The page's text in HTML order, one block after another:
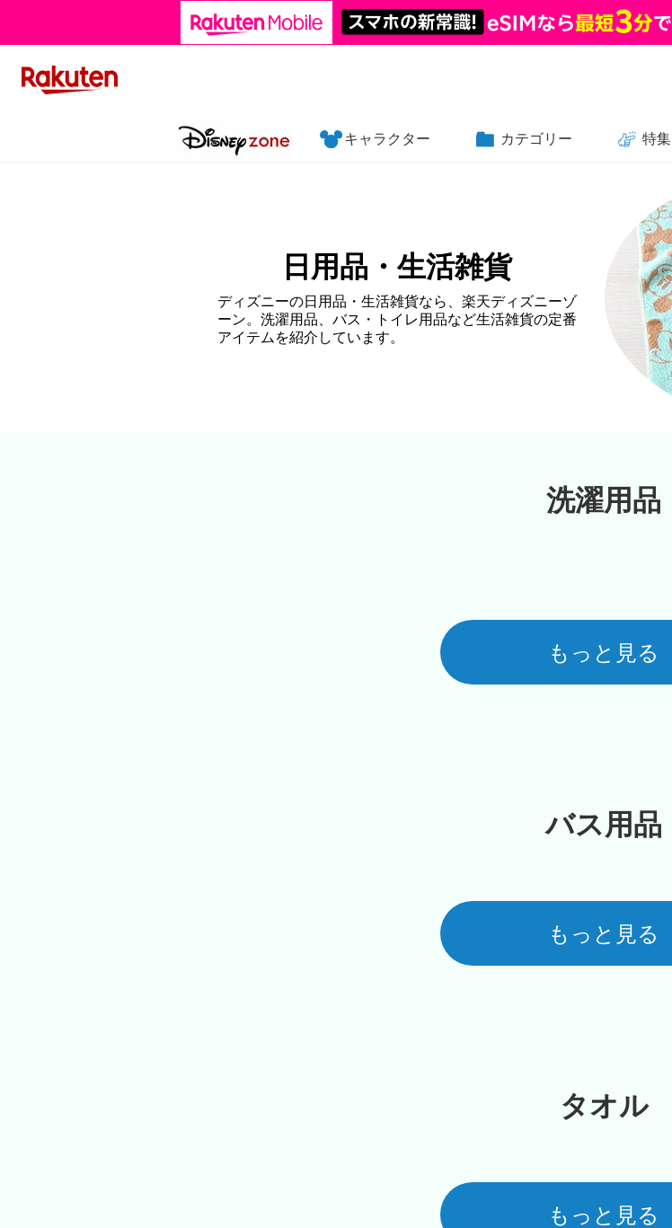
キャラクター カテゴリー 特集
日用品・生活雑貨
ディズニーの日用品・生活雑貨なら、楽天ディズニーゾ
ーン。洗濯用品、バス・トイレ用品など生活雑貨の定番
アイテムを紹介しています。
洗濯用品
もっと見る
バス用品
もっと見る
タオル
もっと見る